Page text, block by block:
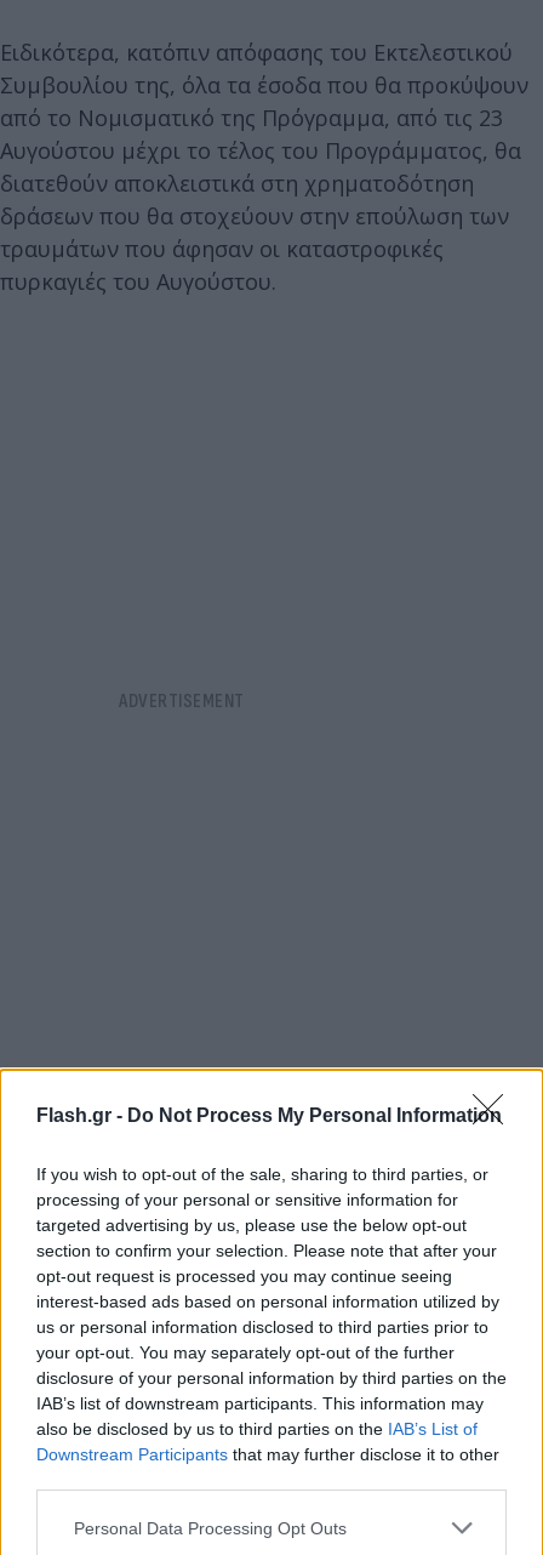
Flash.gr - Do Not Process My Personal Information
If you wish to opt-out of the sale, sharing to third parties, or
processing of your personal or sensitive information for
targeted advertising by us, please use the below opt-out
section to confirm your selection. Please note that after your
opt-out request is processed you may continue seeing
interest-based ads based on personal information utilized by
us or personal information disclosed to third parties prior to
your opt-out. You may separately opt-out of the further
disclosure of your personal information by third parties on the
IAB’s list of downstream participants. This information may
also be disclosed by us to third parties on the IAB’s List of
Downstream Participants that may further disclose it to other
Please note that this website/app uses one or more Google
Personal Data Processing Opt Outs
Ειδικότερα, κατόπιν απόφασης του Εκτελεστικού
Συμβουλίου της, όλα τα έσοδα που θα προκύψουν
από το Νομισματικό της Πρόγραμμα, από τις 23
Αυγούστου μέχρι το τέλος του Προγράμματος, θα
διατεθούν αποκλειστικά στη χρηματοδότηση
δράσεων που θα στοχεύουν στην επούλωση των
τραυμάτων που άφησαν οι καταστροφικές
πυρκαγιές του Αυγούστου.
Βασική επιδίωξη της Επιτροπής «Ελλάδα 2021»,
σήμερα, ήταν, όπως σημειώνει, οι δράσεις και οι
πρωτοβουλίες που ανέλαβε για να τιμήσει τη
διακοσιετηρίδα της Ελληνικής Επανάστασης, να
απαντούν στις ανάγκες και τις προσδοκίες της
ελληνικής κοινωνίας, όπως αυτές διαμορφώνονται
και από τη συγκυρία, και να αφήσουν μια
παρακαταθήκη για την επόμενη ημέρα.
Υπενθυμίζεται ότι η Επιτροπή «Ελλάδα 2021» δεν
λαμβάνει κρατική χρηματοδότηση. Τα έσοδά της
προέρχονται αποκλειστικά από χορηγίες, δωρεές